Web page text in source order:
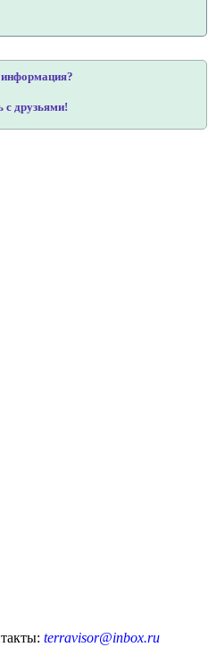
с друзьями!
terravisor@inbox.ru